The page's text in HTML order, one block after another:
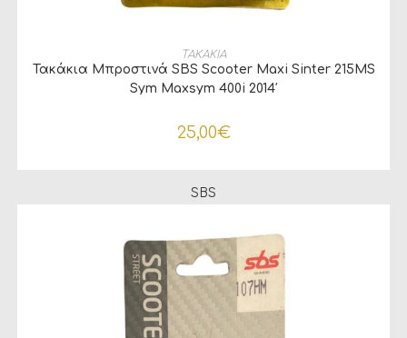
ΠΡΟΣΘΉΚΗ ΣΤΟ ΚΑΛΆΘΙ
ΤΑΚΑΚΙΑ
Τακάκια Μπροστινά SBS Scooter Maxi Sinter 215MS
Sym Maxsym 400i 2014′
25,00€
SBS